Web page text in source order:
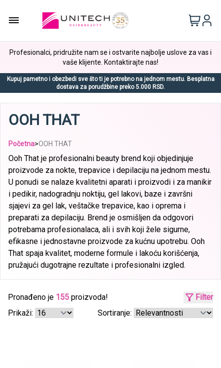
Profesionalci, pridružite nam se i ostvarite najbolje uslove za vas i
vaše klijente. Kontaktirajte nas!
Kupuj pametno i obezbedi sve što ti je potrebno na jednom mestu. Besplatna
dostava za porudžbine preko 5.000 RSD.
OOH THAT
Početna>OOH THAT
Ooh That je profesionalni beauty brend koji objedinjuje
proizvode za nokte, trepavice i depilaciju na jednom mestu.
U ponudi se nalaze kvalitetni aparati i proizvodi i za manikir
i pedikir, nadogradnju noktiju, gel lakovi, baze i završni
sjajevi za gel lak, veštačke trepavice, kao i oprema i
preparati za depilaciju. Brend je osmišljen da odgovori
potrebama profesionalaca, ali i svih koji žele sigurne,
efikasne i jednostavne proizvode za kućnu upotrebu. Ooh
That spaja kvalitet, moderne formule i lakoću korišćenja,
pružajući dugotrajne rezultate i profesionalni izgled.
Pronađeno je 155 proizvoda!
Filter
Prikaži:
Sortiranje: